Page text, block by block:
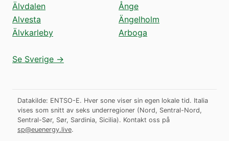
Älvdalen
Alvesta
Älvkarleby
Ånge
Ängelholm
Arboga
Se Sverige →
Datakilde: ENTSO-E. Hver sone viser sin egen lokale tid. Italia
vises som snitt av seks underregioner (Nord, Sentral-Nord,
Sentral-Sør, Sør, Sardinia, Sicilia). Kontakt oss på
sp@euenergy.live.